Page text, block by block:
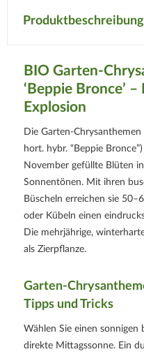
Produktbeschreibung
BIO
‘Beppie Bronce’
Explosion
Die
hort. hybr. “Beppie
November gefüllte Blüten
Sonnentönen. Mit ihren
Büscheln erreichen sie
oder Kübeln einen
Die mehrjährige,
als Zierpflanze.
Tipps und Tricks
Wählen Sie einen
direkte Mittagssonne. Ein